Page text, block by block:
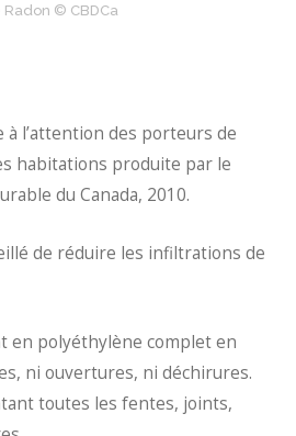
Radon © CBDCa
à l’attention des porteurs de
habitations produite par le
du Canada, 2010.
de réduire les infiltrations de
en polyéthylène complet en
ni ouvertures, ni déchirures.
toutes les fentes, joints,